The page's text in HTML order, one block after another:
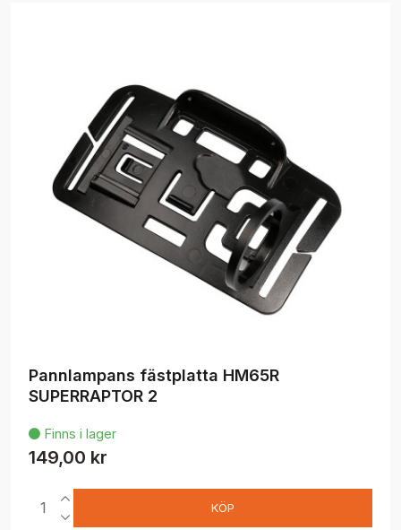
 Finns i lager
Pannlampans fästplatta HM65R
SUPERRAPTOR 2
149,00 kr
KÖP